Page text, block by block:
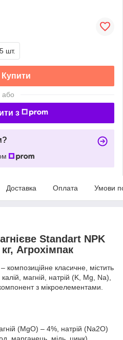
шт.
Купити
або
з
Доставка Оплата Умови
Standart NPK
Агрохімпак
– композиційне класичне, містить
магній, натрій (K, Mg, Na),
з мікроелементами.
(MgО) – 4%, натрій (Na2О)